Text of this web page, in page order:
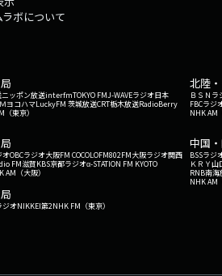
ボについて
ニッポン放送interfmTOKYO FMJ-WAVEラジオ日本
ヨコハマLuckyFM 茨城放送CRT栃木放送RadioBerry
（東京）
北陸
ＢＳＮラ
FBCラジ
NHK AM
オOBCラジオ大阪FM COCOLOFM802FM大阪ラジオ関西
FM滋賀KBS京都ラジオα-STATION FM KYOTO
AM（大阪）
中国
BSSラジ
ＫＲＹ山
RNB南海
NHK AM
ジオNIKKEI第2NHK FM（東京）